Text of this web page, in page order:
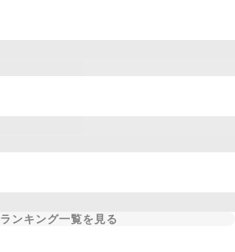
ランキング一覧を見る